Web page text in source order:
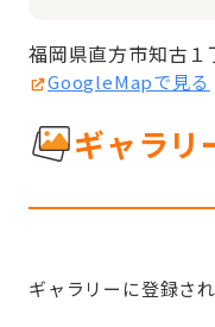
福岡県直方市知古
GoogleMapで見る
ギャラリ
ギャラリーに登録さ